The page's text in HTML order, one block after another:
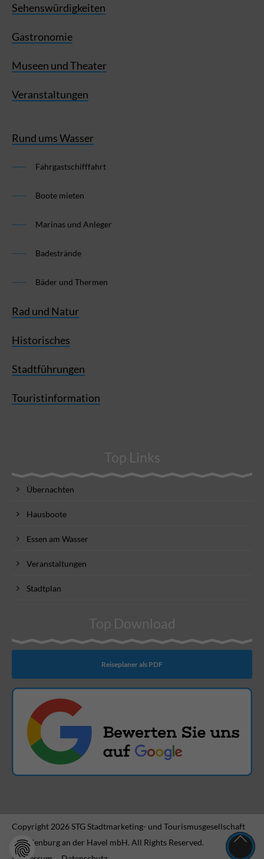
Sehenswürdigkeiten
Gastronomie
Museen und Theater
Veranstaltungen
Rund ums Wasser
Fahrgastschifffahrt
Boote mieten
Marinas und Anleger
Badestrände
Bäder und Thermen
Rad und Natur
Historisches
Stadtführungen
Touristinformation
Top Links
Übernachten
Hausboote
Essen am Wasser
Veranstaltungen
Stadtplan
Top Download
Reiseplaner als PDF
Copyright 2026 STG Stadtmarketing- und Tourismusgesellschaft
Brandenburg an der Havel mbH. All Rights Reserved.